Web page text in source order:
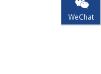
WeChat